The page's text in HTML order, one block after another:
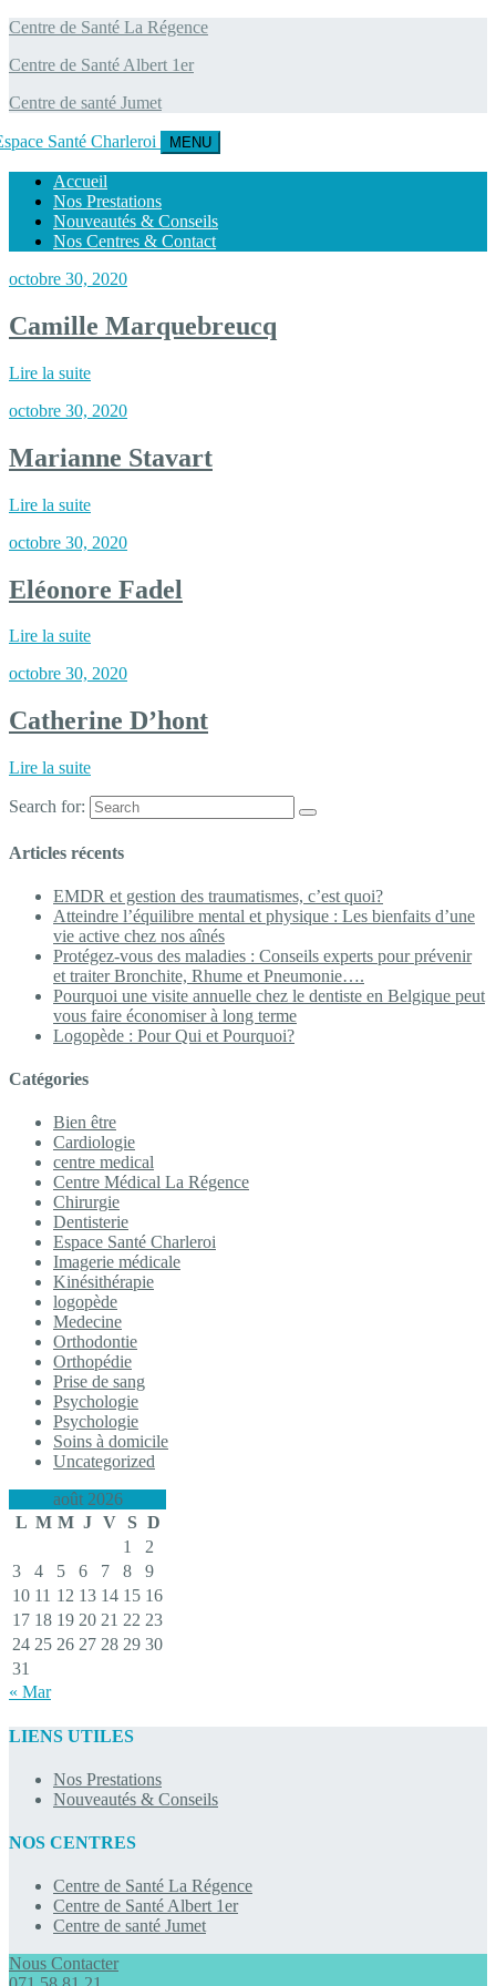
Centre de Santé La Régence
Centre de Santé Albert 1er
Centre de santé Jumet
MENU
Accueil
Nos Prestations
Nouveautés & Conseils
Nos Centres & Contact
octobre 30, 2020
Camille Marquebreucq
Lire la suite
octobre 30, 2020
Marianne Stavart
Lire la suite
octobre 30, 2020
Eléonore Fadel
Lire la suite
octobre 30, 2020
Catherine D’hont
Lire la suite
Search for:
Articles récents
EMDR et gestion des traumatismes, c’est quoi?
Atteindre l’équilibre mental et physique : Les bienfaits d’une
vie active chez nos aînés
Protégez-vous des maladies : Conseils experts pour prévenir
et traiter Bronchite, Rhume et Pneumonie….
Pourquoi une visite annuelle chez le dentiste en Belgique peut
vous faire économiser à long terme
Logopède : Pour Qui et Pourquoi?
Catégories
Bien être
Cardiologie
centre medical
Centre Médical La Régence
Chirurgie
Dentisterie
Espace Santé Charleroi
Imagerie médicale
Kinésithérapie
logopède
Medecine
Orthodontie
Orthopédie
Prise de sang
Psychologie
Psychologie
Soins à domicile
Uncategorized
août 2026
L M M J V S D
1
2
3
4 5 6 7 8
9
10 11 12 13 14 15 16
17 18 19 20 21 22 23
24 25 26 27 28 29 30
31
« Mar
LIENS UTILES
Nos Prestations
Nouveautés & Conseils
NOS CENTRES
Centre de Santé La Régence
Centre de Santé Albert 1er
Centre de santé Jumet
Nous Contacter